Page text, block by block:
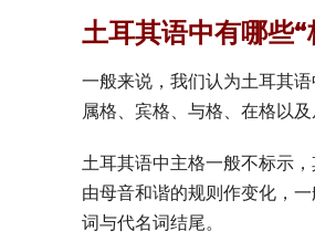
土耳其语中有哪些“
一般来说，我们认为土耳其语
属格、宾格、与格、在格以及
土耳其语中主格一般不标示
由母音和谐的规则作变化，
词与代名词结尾。